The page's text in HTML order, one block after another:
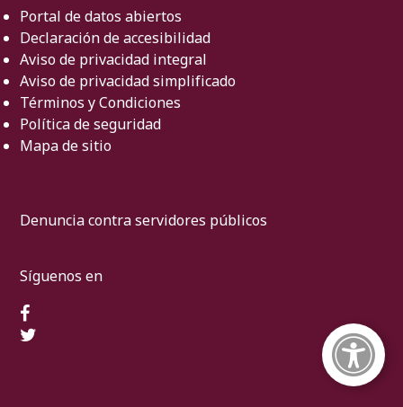
Portal de datos abiertos
Declaración de accesibilidad
Aviso de privacidad integral
Aviso de privacidad simplificado
Términos y Condiciones
Política de seguridad
Mapa de sitio
Denuncia contra servidores públicos
Síguenos en